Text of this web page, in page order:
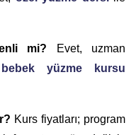
mi? Evet, uzman
bebek yüzme kursu
Kurs fiyatları; program